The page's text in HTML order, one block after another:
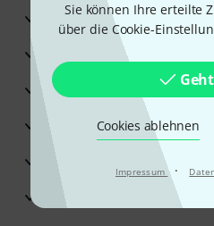
Sie können Ihre erteilte
über die Cookie-
Cookies ablehnen
Impressum ·
3 Jahre Thomann Garantie
30 Tage Money-Back-Garantie
Reparaturservice
Beratung durch Fachexperten
Zufriedenheitsgarantie
Europas größtes